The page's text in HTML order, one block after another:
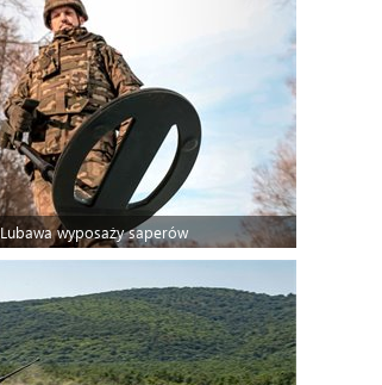
Lubawa wyposaży saperów